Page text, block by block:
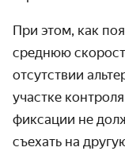
При этом, как
среднюю
отсутствии
участке
фиксации не
съехать на